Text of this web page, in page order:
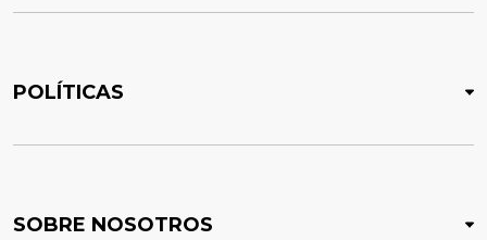
POLÍTICAS
SOBRE NOSOTROS